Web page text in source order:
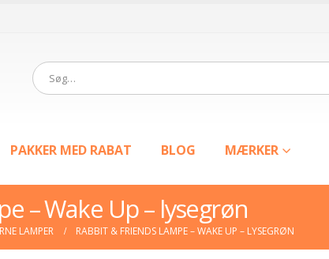
PAKKER MED RABAT BLOG MÆRKER
– Wake Up – lysegrøn
LAMPER RABBIT & FRIENDS LAMPE – WAKE UP – LYSEGRØN